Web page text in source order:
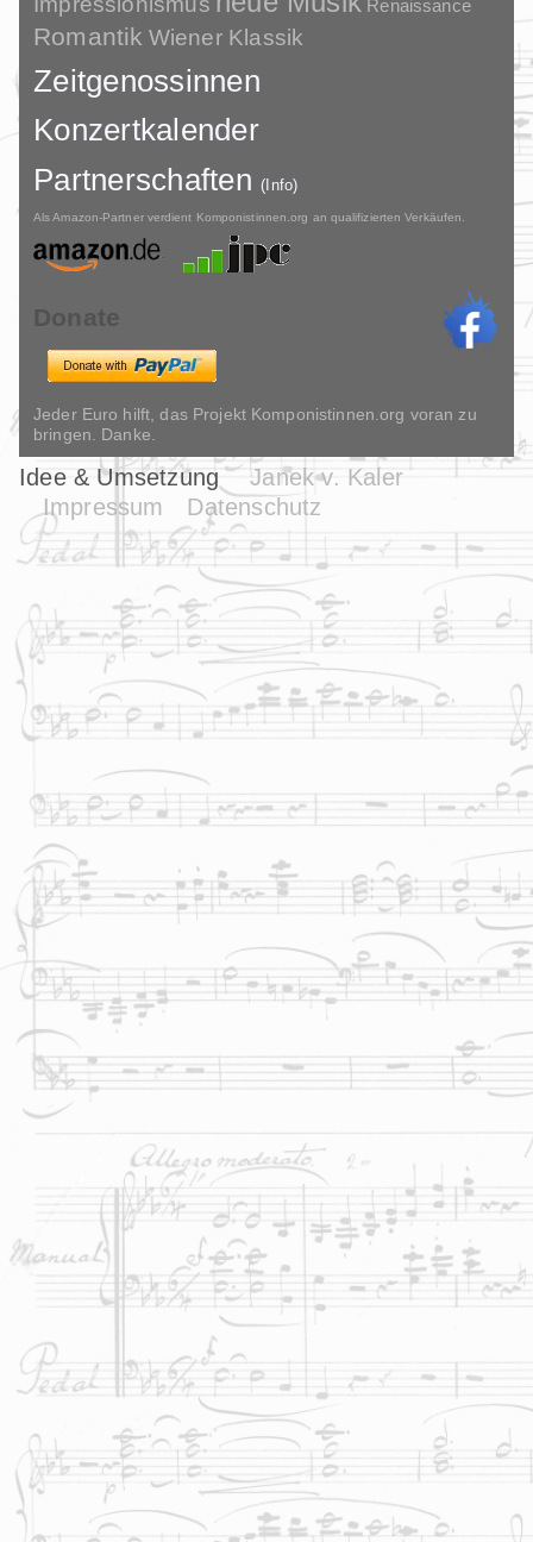
Renaissance
Romantik Wiener Klassik
Zeitgenossinnen
Konzertkalender
Partnerschaften(Info)
Als Amazon-Partner verdient Komponistinnen.org an qualifizierten Verkäufen.
Donate
Jeder Euro hilft, das Projekt Komponistinnen.org voran zu
bringen. Danke.
Idee & Umsetzung
Janek v. Kaler
Impressum
Datenschutz